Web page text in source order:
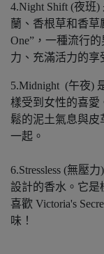
4.Night Shift (夜班
蘭、香根草和香草
One”，一種流行
力、充滿活力的享
5.Midnight (午夜)
樣受到女性的喜愛
鬆的泥土氣息與皮
一起。
6.Stressless (無壓
設計的香水。它是
喜歡 Victoria's
味！